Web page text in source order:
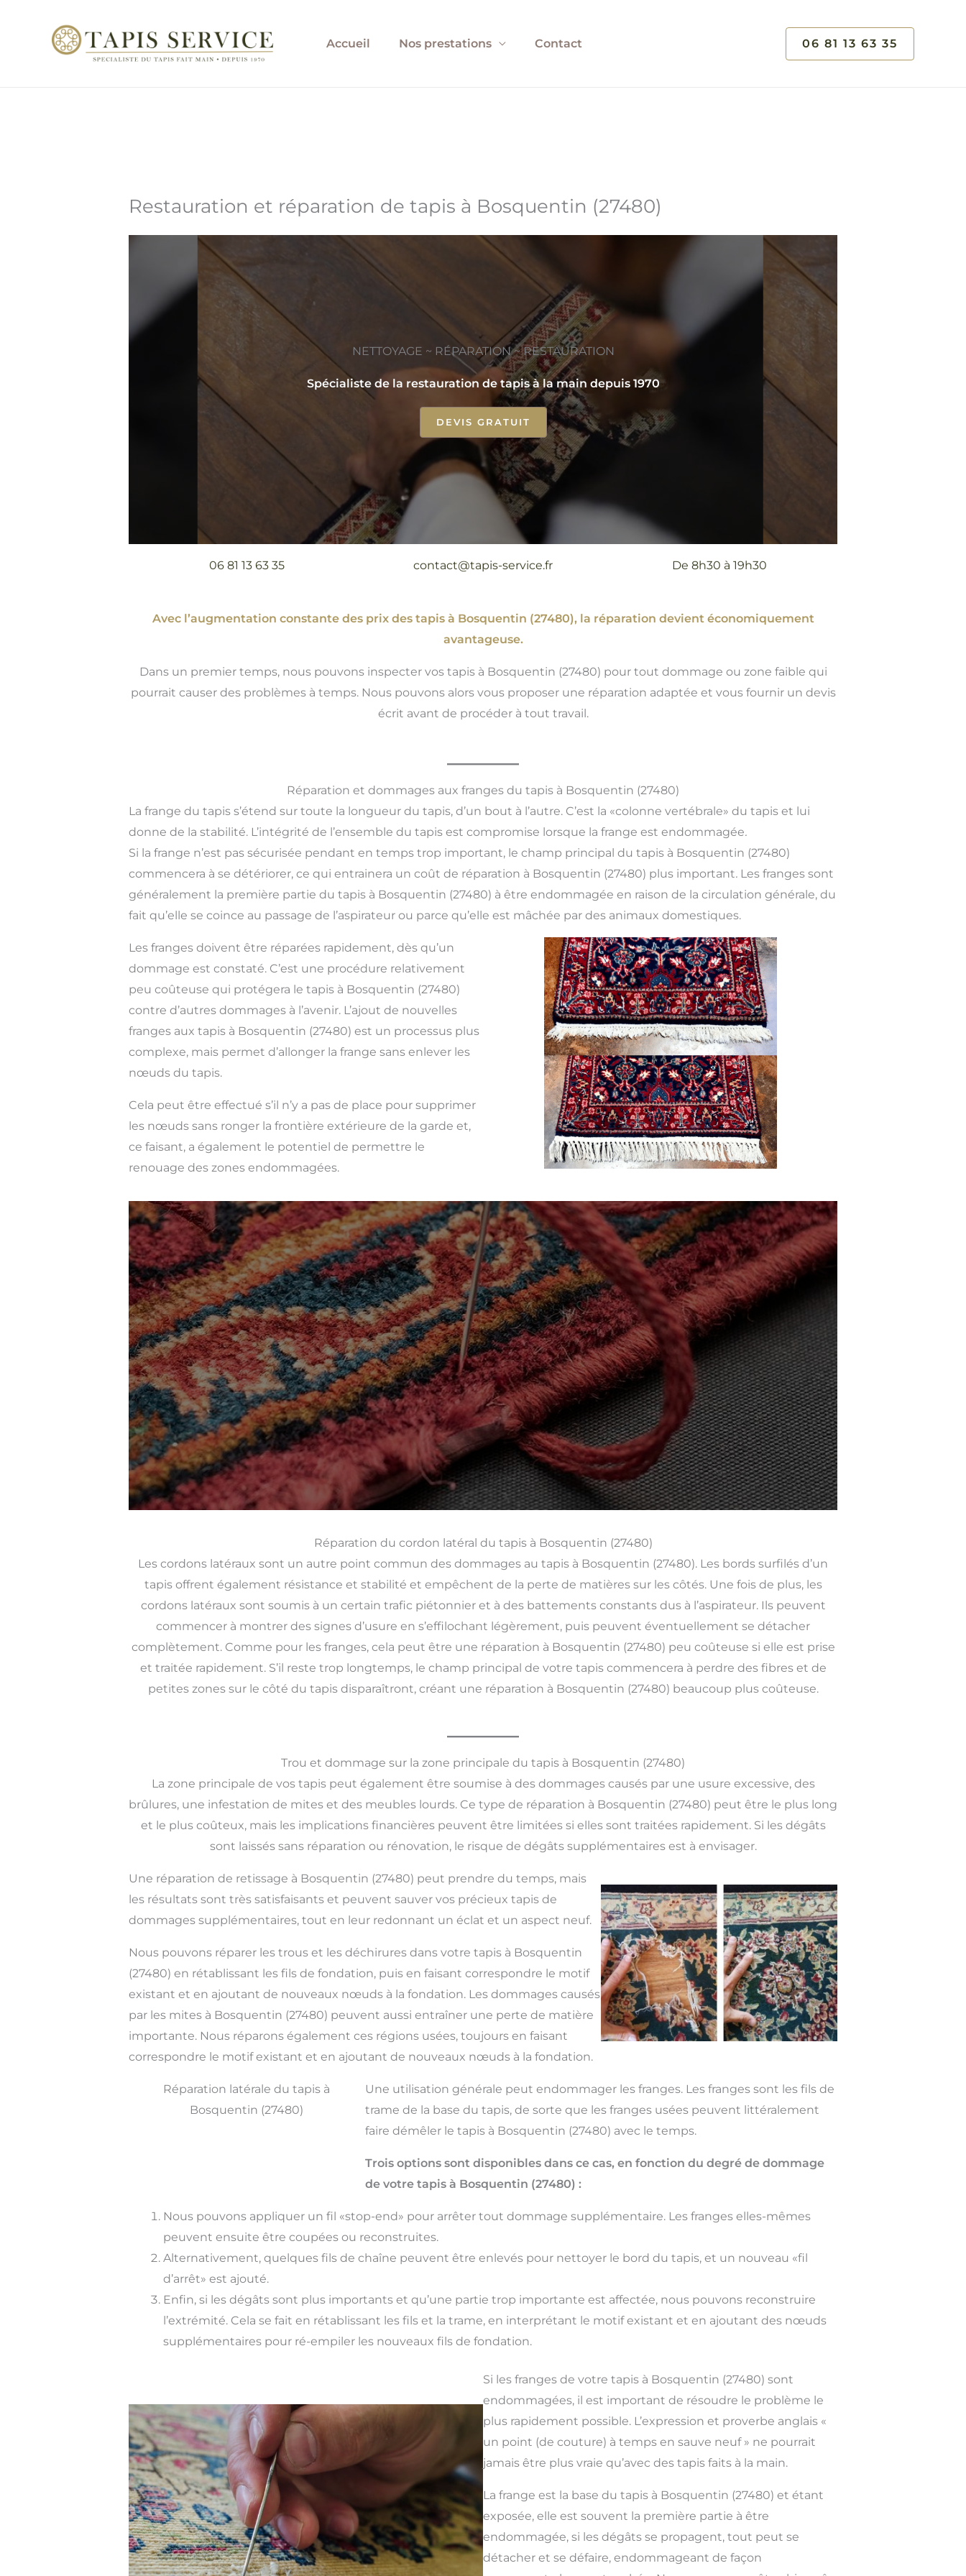
Accueil Nos prestations Contact 06 81 13 63 35
Restauration et réparation de tapis à Bosquentin (27480)
NETTOYAGE ~ RÉPARATION ~ RESTAURATION
Spécialiste de la restauration de tapis à la main depuis 1970
DEVIS GRATUIT
06 81 13 63 35 contact@tapis-service.fr De 8h30 à 19h30
Avec l’augmentation constante des prix des tapis à Bosquentin (27480), la réparation devient économiquement
avantageuse.
Dans un premier temps, nous pouvons inspecter vos tapis à Bosquentin (27480) pour tout dommage ou zone faible qui
pourrait causer des problèmes à temps. Nous pouvons alors vous proposer une réparation adaptée et vous fournir un devis
écrit avant de procéder à tout travail.
Réparation et dommages aux franges du tapis à Bosquentin (27480)
La frange du tapis s’étend sur toute la longueur du tapis, d’un bout à l’autre. C’est la «colonne vertébrale» du tapis et lui
donne de la stabilité. L’intégrité de l’ensemble du tapis est compromise lorsque la frange est endommagée.
Si la frange n’est pas sécurisée pendant en temps trop important, le champ principal du tapis à Bosquentin (27480)
commencera à se détériorer, ce qui entrainera un coût de réparation à Bosquentin (27480) plus important.Les franges sont
généralement la première partie du tapis à Bosquentin (27480) à être endommagée en raison de la circulation générale, du
fait qu’elle se coince au passage de l’aspirateur ou parce qu’elle est mâchée par des animaux domestiques.
Les franges doivent être réparées rapidement, dès qu’un
dommage est constaté. C’est une procédure relativement
peu coûteuse qui protégera le tapis à Bosquentin (27480)
contre d’autres dommages à l’avenir. L’ajout de nouvelles
franges aux tapis à Bosquentin (27480) est un processus plus
complexe, mais permet d’allonger la frange sans enlever les
nœuds du tapis.
Cela peut être effectué s’il n’y a pas de place pour supprimer
les nœuds sans ronger la frontière extérieure de la garde et,
ce faisant, a également le potentiel de permettre le
renouage des zones endommagées.
Réparation du cordon latéral du tapis à Bosquentin (27480)
Les cordons latéraux sont un autre point commun des dommages au tapis à Bosquentin (27480). Les bords surfilés d’un
tapis offrent également résistance et stabilité et empêchent de la perte de matières sur les côtés. Une fois de plus, les
cordons latéraux sont soumis à un certain trafic piétonnier et à des battements constants dus à l’aspirateur. Ils peuvent
commencer à montrer des signes d’usure en s’effilochant légèrement, puis peuvent éventuellement se détacher
complètement. Comme pour les franges, cela peut être une réparation à Bosquentin (27480) peu coûteuse si elle est prise
et traitée rapidement. S’il reste trop longtemps, le champ principal de votre tapis commencera à perdre des fibres et de
petites zones sur le côté du tapis disparaîtront, créant une réparation à Bosquentin (27480) beaucoup plus coûteuse.
Trou et dommage sur la zone principale du tapis à Bosquentin (27480)
La zone principale de vos tapis peut également être soumise à des dommages causés par une usure excessive, des
brûlures, une infestation de mites et des meubles lourds. Ce type de réparation à Bosquentin (27480) peut être le plus long
et le plus coûteux, mais les implications financières peuvent être limitées si elles sont traitées rapidement. Si les dégâts
sont laissés sans réparation ou rénovation, le risque de dégâts supplémentaires est à envisager.
Une réparation de retissage à Bosquentin (27480) peut prendre du temps, mais
les résultats sont très satisfaisants et peuvent sauver vos précieux tapis de
dommages supplémentaires, tout en leur redonnant un éclat et un aspect neuf.
Nous pouvons réparer les trous et les déchirures dans votre tapis à Bosquentin
(27480) en rétablissant les fils de fondation, puis en faisant correspondre le motif
existant et en ajoutant de nouveaux nœuds à la fondation. Les dommages causés
par les mites à Bosquentin (27480) peuvent aussi entraîner une perte de matière
importante. Nous réparons également ces régions usées, toujours en faisant
correspondre le motif existant et en ajoutant de nouveaux nœuds à la fondation.
Réparation latérale du tapis à
Bosquentin (27480)
Une utilisation générale peut endommager les franges. Les franges sont les fils de
trame de la base du tapis, de sorte que les franges usées peuvent littéralement
faire démêler le tapis à Bosquentin (27480) avec le temps.
Trois options sont disponibles dans ce cas, en fonction du degré de dommage
de votre tapis à Bosquentin (27480) :
Nous pouvons appliquer un fil «stop-end» pour arrêter tout dommage supplémentaire. Les franges elles-mêmes
peuvent ensuite être coupées ou reconstruites.
Alternativement, quelques fils de chaîne peuvent être enlevés pour nettoyer le bord du tapis, et un nouveau «fil
d’arrêt» est ajouté.
Enfin, si les dégâts sont plus importants et qu’une partie trop importante est affectée, nous pouvons reconstruire
l’extrémité. Cela se fait en rétablissant les fils et la trame, en interprétant le motif existant et en ajoutant des nœuds
supplémentaires pour ré-empiler les nouveaux fils de fondation.
Si les franges de votre tapis à Bosquentin (27480) sont
endommagées, il est important de résoudre le problème le
plus rapidement possible. L’expression et proverbe anglais «
un point (de couture) à temps en sauve neuf » ne pourrait
jamais être plus vraie qu’avec des tapis faits à la main.
La frange est la base du tapis à Bosquentin (27480) et étant
exposée, elle est souvent la première partie à être
endommagée, si les dégâts se propagent, tout peut se
détacher et se défaire, endommageant de façon